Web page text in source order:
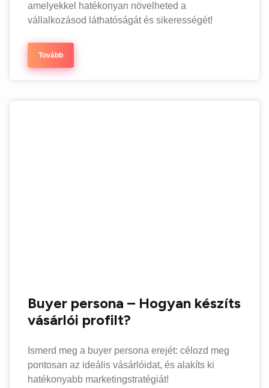
amelyekkel hatékonyan növelheted a
vállalkozásod láthatóságát és sikerességét!
Tovább
Buyer persona – Hogyan készíts
vásárlói profilt?
Ismerd meg a buyer persona erejét: célozd meg
pontosan az ideális vásárlóidat, és alakíts ki
hatékonyabb marketingstratégiát!